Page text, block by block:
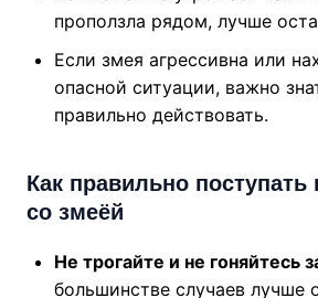
проползла рядом, лучше
Если змея агрессивна или
опасной ситуации, важно
правильно действовать.
Как правильно поступать
со змеёй
Не трогайте и не гоняйтесь
большинстве случаев лучше